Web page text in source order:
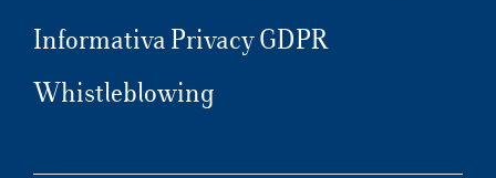
Informativa Privacy GDPR
Whistleblowing